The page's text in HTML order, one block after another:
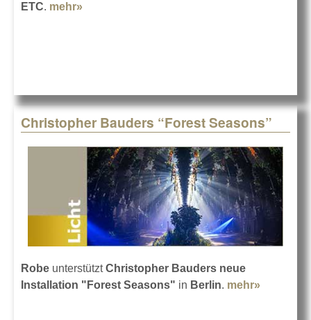
ETC. mehr»
Christopher Bauders “Forest Seasons”
Robe unterstütztChristopher Bauders neue
Installation "Forest Seasons" in Berlin. mehr»